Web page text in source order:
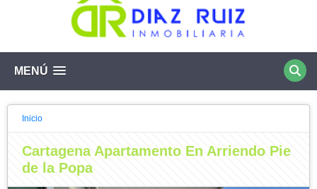
MENÚ
Inicio
Cartagena Apartamento En Arriendo Pie
de la Popa